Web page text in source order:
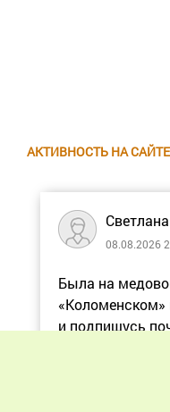
АКТИВНОСТЬ НА САЙТЕ
Светлана
08.08.2026
Была на
и подпишусь